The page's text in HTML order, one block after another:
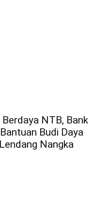
NTB, Bank
Budi Daya
Nangka